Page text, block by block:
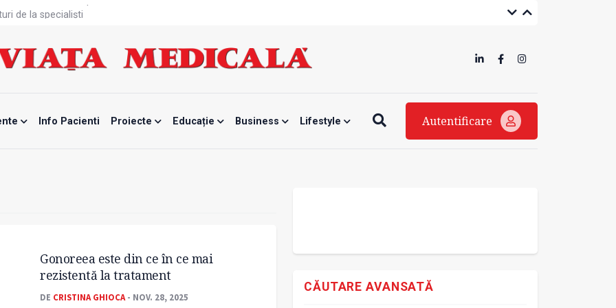
de la specialiști
vaccin împotriva tulpinei Bundibugyo a virusului Ebola
mamei și copilului
Info Pacienti Proiecte Educație Business Lifestyle Autentificare
Gonoreea este din ce în ce mai
rezistentă la tratament
DE CRISTINA GHIOCA - NOV. 28, 2025
CĂUTARE AVANSATĂ